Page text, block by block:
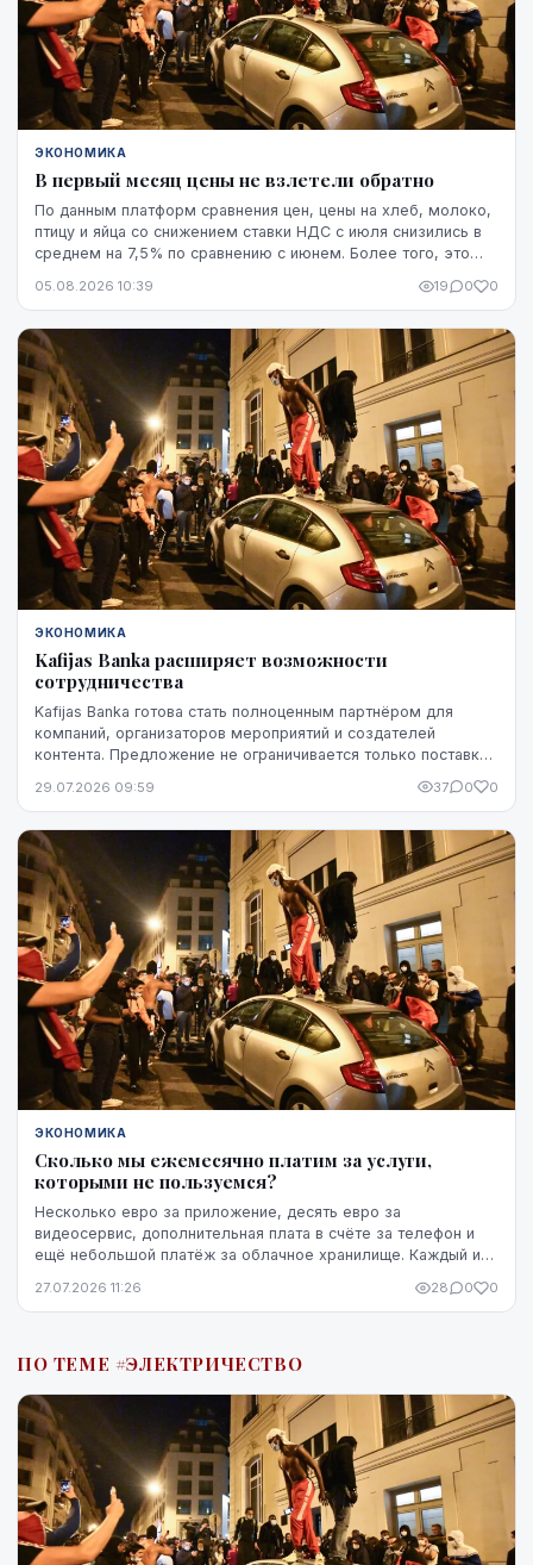
ЭКОНОМИКА
В первый месяц цены не взлетели обратно
По данным платформ сравнения цен, цены на хлеб, молоко,
птицу и яйца со снижением ставки НДС с июля снизились в
среднем на 7,5% по сравнению с июнем. Более того, это
данный момент - до начала августа.
05.08.2026 10:39 19 0 0
ЭКОНОМИКА
Kafijas Banka расширяет возможности
сотрудничества
Kafijas Banka готова стать полноценным партнёром для
компаний, организаторов мероприятий и создателей
контента. Предложение не ограничивается только поставкой
29.07.2026 09:59 37 0 0
ЭКОНОМИКА
Сколько мы ежемесячно платим за услуги,
которыми не пользуемся?
Несколько евро за приложение, десять евро за
видеосервис, дополнительная плата в счёте за телефон и
ещё небольшой платёж за облачное хранилище. Каждый из
27.07.2026 11:26 28 0 0
ПО ТЕМЕ #ЭЛЕКТРИЧЕСТВО